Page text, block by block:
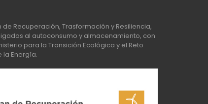
Recuperación, Trasformación y Resiliencia,
ligados al autoconsumo y almacenamiento, con
para la Transición Ecológica y el Reto
Energía.